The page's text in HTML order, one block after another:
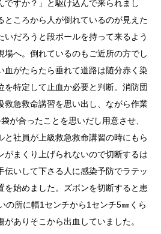
ですか？」と駆け込んで来られまし
ところから人が倒れているのが見えた
いだろうと段ボールを持って来るよう
場へ。倒れているのもご近所の方でし
血がたらたら垂れて道路は随分赤く染
を特定して止血か必要と判断。消防団
救急救命講習を思い出し、ながら作業
が合ったことを思いだし用意させ、
と社員が上級救急救命講習の時にもら
がまくり上げられないので切断するは
伝いして下さる人に感染予防でラテッ
を始めました。ズボンを切断すると患
の所に幅1センチから1センチ5㎜くら
ありそこから出血していました。